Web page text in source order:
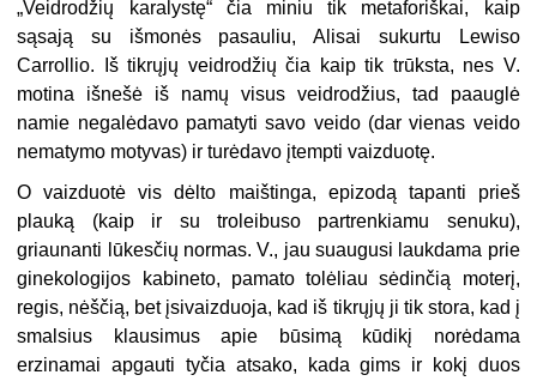
„Veidrodžių karalystę“ čia miniu tik metaforiškai, kaip
sąsają su išmonės pasauliu, Alisai sukurtu Lewiso
Carrollio. Iš tikrųjų veidrodžių čia kaip tik trūksta, nes V.
motina išnešė iš namų visus veidrodžius, tad paauglė
namie negalėdavo pamatyti savo veido (dar vienas veido
nematymo motyvas) ir turėdavo įtempti vaizduotę.
O vaizduotė vis dėlto maištinga, epizodą tapanti prieš
plauką (kaip ir su troleibuso partrenkiamu senuku),
griaunanti lūkesčių normas. V., jau suaugusi laukdama prie
ginekologijos kabineto, pamato tolėliau sėdinčią moterį,
regis, nėščią, bet įsivaizduoja, kad iš tikrųjų ji tik stora, kad į
smalsius klausimus apie būsimą kūdikį norėdama
erzinamai apgauti tyčia atsako, kada gims ir kokį duos